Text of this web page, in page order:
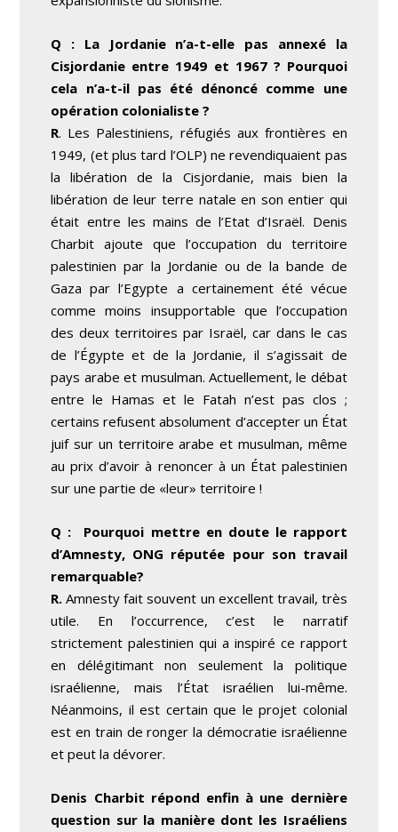
Q : La Jordanie n’a-t-elle pas annexé la
Cisjordanie entre 1949 et 1967 ? Pourquoi
cela n’a-t-il pas été dénoncé comme une
opération colonialiste ?
R. Les Palestiniens, réfugiés aux frontières en
1949, (et plus tard l’OLP) ne revendiquaient pas
la libération de la Cisjordanie, mais bien la
libération de leur terre natale en son entier qui
était entre les mains de l’Etat d’Israël. Denis
Charbit ajoute que l’occupation du territoire
palestinien par la Jordanie ou de la bande de
Gaza par l’Egypte a certainement été vécue
comme moins insupportable que l’occupation
des deux territoires par Israël, car dans le cas
de l’Égypte et de la Jordanie, il s’agissait de
pays arabe et musulman. Actuellement, le débat
entre le Hamas et le Fatah n’est pas clos ;
certains refusent absolument d’accepter un État
juif sur un territoire arabe et musulman, même
au prix d’avoir à renoncer à un État palestinien
sur une partie de «leur» territoire !
Q : Pourquoi mettre en doute le rapport
d’Amnesty, ONG réputée pour son travail
remarquable?
R. Amnesty fait souvent un excellent travail, très
utile. En l’occurrence, c’est le narratif
strictement palestinien qui a inspiré ce rapport
en délégitimant non seulement la politique
israélienne, mais l’État israélien lui-même.
Néanmoins, il est certain que le projet colonial
est en train de ronger la démocratie israélienne
et peut la dévorer.
Denis Charbit répond enfin à une dernière
question sur la manière dont les Israéliens